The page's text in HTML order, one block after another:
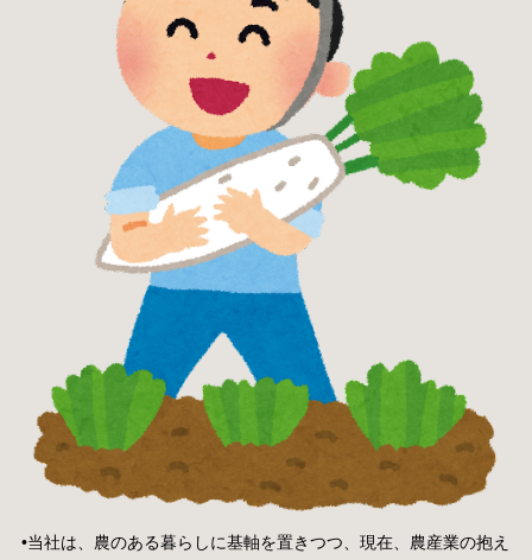
•当社は、農のある暮らしに基軸を置きつつ、現在、農産業の抱え